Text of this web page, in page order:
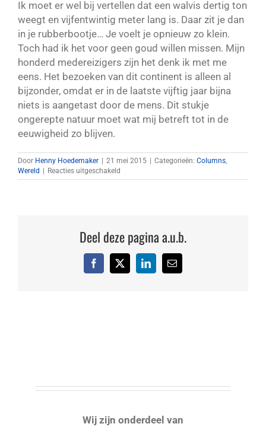
Ik moet er wel bij vertellen dat een walvis dertig ton
weegt en vijfentwintig meter lang is. Daar zit je dan
in je rubberbootje… Je voelt je opnieuw zo klein.
Toch had ik het voor geen goud willen missen. Mijn
honderd medereizigers zijn het denk ik met me
eens. Het bezoeken van dit continent is alleen al
bijzonder, omdat er in de laatste vijftig jaar bijna
niets is aangetast door de mens. Dit stukje
ongerepte natuur moet wat mij betreft tot in de
eeuwigheid zo blijven.
Door Henny Hoedemaker | 21 mei 2015 | Categorieën: Columns
Wereld | Reacties uitgeschakeld
Adellijk
Deel deze pagina a.u.b.
Facebook
X LinkedIn
E-
mail
Wij zijn onderdeel van